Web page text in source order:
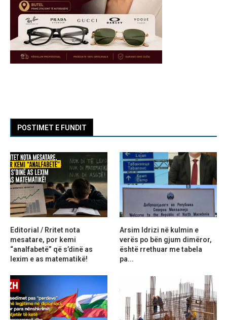
POSTIMET E FUNDIT
Editorial / Rritet nota
mesatare, por kemi
“analfabetë” që s’dinë as
lexim e as matematikë!
Arsim Idrizi në kulmin e
verës po bën gjum dimëror,
është rrethuar me tabela
pa...